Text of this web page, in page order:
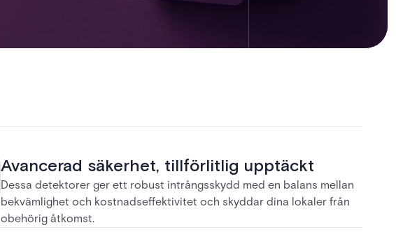
Avancerad säkerhet, tillförlitlig upptäckt
Dessa detektorer ger ett robust intrångsskydd med en balans mellan
bekvämlighet och kostnadseffektivitet och skyddar dina lokaler från
obehörig åtkomst.